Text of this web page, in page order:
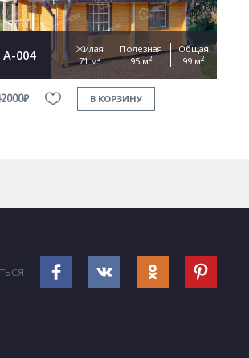
А-004
Жилая
71 м2
Полезная
95 м2
Общая
99 м2
В КОРЗИНУ